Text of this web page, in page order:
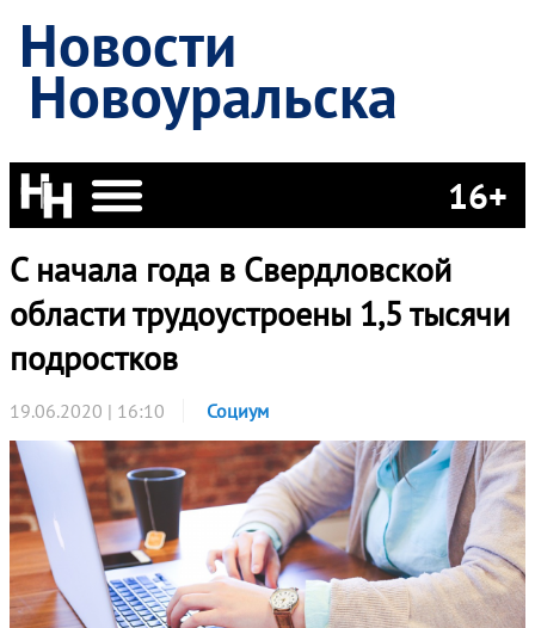
Новости
Новоуральска
16+
С начала года в Свердловской
области трудоустроены 1,5 тысячи
подростков
19.06.2020 | 16:10 Социум